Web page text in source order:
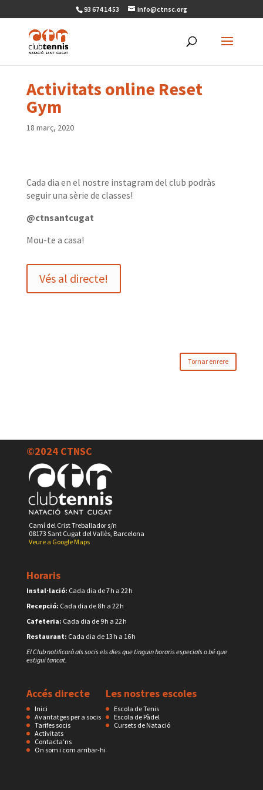
93 674 14 53 info@ctnsc.org
Activitats online Reset
Gym
18 març, 2020
Cada dia en el nostre instagram del club podràs
seguir una sèrie de classes!
@ctnsantcugat
Mou-te a casa!
Vés al directe!
Tornar enrere
©2024 CTNSC
Camí del Crist Treballador s/n
08173 Sant Cugat del Vallès, Barcelona
Veure a Google Maps
Horaris
Instal·lació: Cada dia de 7 h a 22 h
Recepció: Cada dia de 8 h a 22 h
Cafeteria: Cada dia de 9 h a 22 h
Restaurant: Cada dia de 13 h a 16 h
El Club notificarà als socis els dies que tinguin horaris especials o bé que
estigui tancat.
Accés directe
Inici
Avantatges per a socis
Tarifes socis
Activitats
Contacta’ns
On som i com arribar-hi
Les nostres escoles
Escola de Tenis
Escola de Pàdel
Cursets de Natació